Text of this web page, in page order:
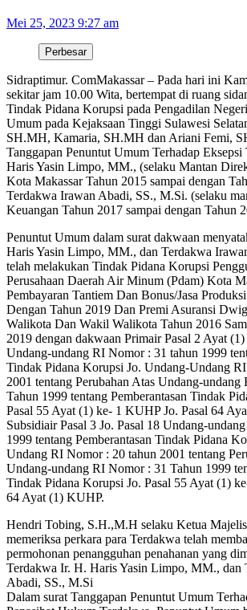
Mei 25, 2023 9:27 am
Perbesar
Sidraptimur. ComMakassar – Pada hari ini
sekitar jam 10.00 Wita, bertempat di ruang
Tindak Pidana Korupsi pada Pengadilan
Umum pada Kejaksaan Tinggi Sulawesi
SH.MH, Kamaria, SH.MH dan Ariani Femi,
Tanggapan Penuntut Umum Terhadap
Haris Yasin Limpo, MM., (selaku Mantan
Kota Makassar Tahun 2015 sampai dengan
Terdakwa Irawan Abadi, SS., M.Si. (selaku
Keuangan Tahun 2017 sampai dengan Tahun
Penuntut Umum dalam surat dakwaan
Haris Yasin Limpo, MM., dan Terdakwa
telah melakukan Tindak Pidana Korupsi
Perusahaan Daerah Air Minum (Pdam) Kota
Pembayaran Tantiem Dan Bonus/Jasa
Dengan Tahun 2019 Dan Premi Asuransi
Walikota Dan Wakil Walikota Tahun 2016
2019 dengan dakwaan Primair Pasal 2 Ayat (1)
Undang-undang RI Nomor : 31 tahun 1999
Tindak Pidana Korupsi Jo. Undang-Undang
2001 tentang Perubahan Atas Undang-undang
Tahun 1999 tentang Pemberantasan Tindak
Pasal 55 Ayat (1) ke- 1 KUHP Jo. Pasal 64
Subsidiair Pasal 3 Jo. Pasal 18 Undang-
1999 tentang Pemberantasan Tindak Pidana
Undang RI Nomor : 20 tahun 2001 tentang
Undang-undang RI Nomor : 31 Tahun 1999
Tindak Pidana Korupsi Jo. Pasal 55 Ayat (1)
64 Ayat (1) KUHP.
Hendri Tobing, S.H.,M.H selaku Ketua
memeriksa perkara para Terdakwa telah
permohonan penangguhan penahanan yang
Terdakwa Ir. H. Haris Yasin Limpo, MM., dan
Abadi, SS., M.Si
Dalam surat Tanggapan Penuntut Umum